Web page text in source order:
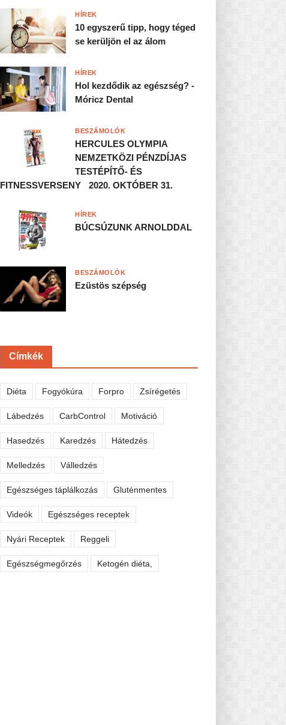
10 egyszerű tipp, hogy téged
se kerüljön el az álom
HÍREK
Hol kezdődik az egészség? -
Móricz Dental
HÍREK
HERCULES OLYMPIA
NEMZETKÖZI PÉNZDÍJAS
TESTÉPÍTŐ- ÉS
FITNESSVERSENY 2020. OKTÓBER 31.
BESZÁMOLÓK
BÚCSÚZUNK ARNOLDDAL
HÍREK
Ezüstös szépség
BESZÁMOLÓK
Címkék
Diéta Fogyókúra Forpro Zsírégetés
Lábedzés CarbControl Motiváció
Hasedzés Karedzés Hátedzés
Melledzés Válledzés
Egészséges táplálkozás Gluténmentes
Videók Egészséges receptek
Nyári Receptek Reggeli
Egészségmegőrzés Ketogén diéta,